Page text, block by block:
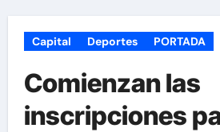
Capital Deportes PORTADA
Comienzan las
inscripciones